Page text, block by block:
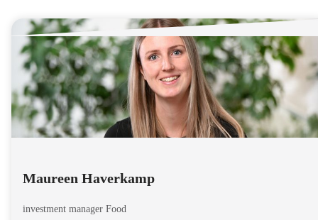
Maureen Haverkamp
investment manager Food